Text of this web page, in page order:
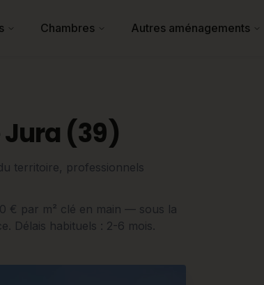
Chambres Autres aménagements
Jura (39)
territoire, professionnels
€ par m² clé en main — sous la
Délais habituels : 2-6 mois.